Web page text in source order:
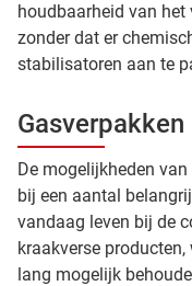
houdbaarheid van het
zonder dat er
stabilisatoren aan te
Gasverpakken
De mogelijkheden
bij een aantal
vandaag leven bij de
kraakverse
lang mogelijk